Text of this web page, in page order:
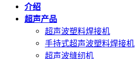
介绍
超声产品
超声波塑料焊接机
手持式超声波塑料焊接机
超声波缝纫机